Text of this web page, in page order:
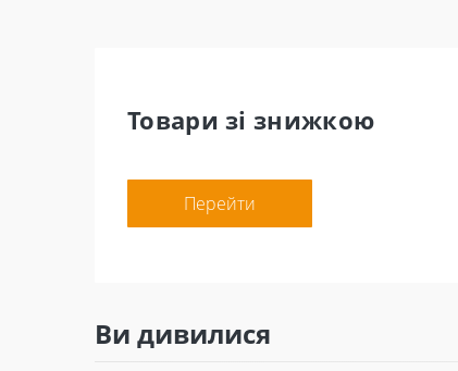
Товари зі знижкою
Перейти
Ви дивилися